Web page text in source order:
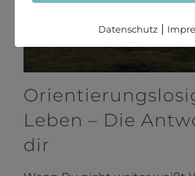
Leben – Die
dir
Datenschutz |